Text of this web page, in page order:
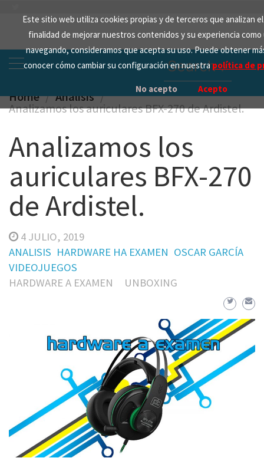
Este sitio web utiliza cookies propias y de terceros que analizan
finalidad de mejorar nuestros contenidos y su experiencia como
navegando, consideramos que acepta su uso. Puede obtener
conocer cómo cambiar su configuración en nuestrapolítica de
No acepto Acepto
content
Search
for:
Home Analisis
Analizamos los auriculares BFX-270 de Ardistel.
Analizamos los
auriculares BFX-270
de Ardistel.
4 JULIO, 2019
ANALISIS HARDWARE HA EXAMEN OSCAR GARCÍA
VIDEOJUEGOS
HARDWARE A EXAMEN
UNBOXING